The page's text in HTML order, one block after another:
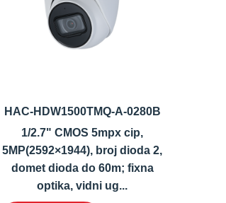
HAC-HDW1500TMQ-A-0280B
1/2.7" CMOS 5mpx cip,
5MP(2592×1944), broj dioda 2,
domet dioda do 60m; fixna
optika, vidni ug...